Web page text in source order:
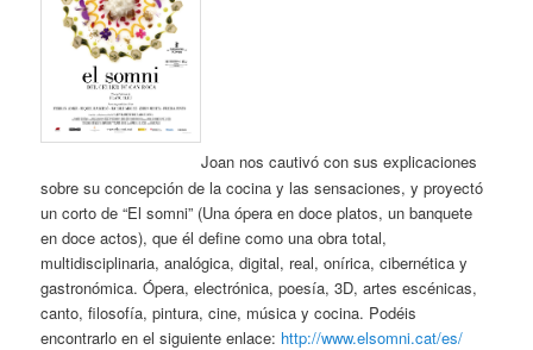
Joan nos cautivó con sus explicaciones
sobre su concepción de la cocina y las sensaciones, y proyectó
un corto de “El somni” (Una ópera en doce platos, un banquete
en doce actos), que él define como una obra total,
multidisciplinaria, analógica, digital, real, onírica, cibernética y
gastronómica. Ópera, electrónica, poesía, 3D, artes escénicas,
canto, filosofía, pintura, cine, música y cocina. Podéis
encontrarlo en el siguiente enlace: http://www.elsomni.cat/es/